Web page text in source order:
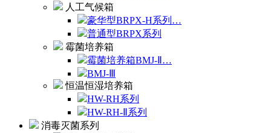
人工气候箱
豪华型BRPX-H系列…
普通型BRPX系列
霉菌培养箱
霉菌培养箱BMJ-Ⅱ…
BMJ-Ⅲ
恒温恒湿培养箱
HW-RH系列
HW-RH-Ⅱ系列
消毒灭菌系列